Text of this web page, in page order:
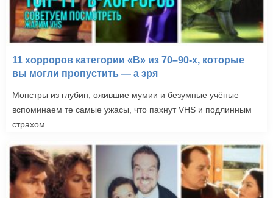
11 хорроров категории «B» из 70–90-х, которые
вы могли пропустить — а зря
Монстры из глубин, ожившие мумии и безумные учёные —
вспоминаем те самые ужасы, что пахнут VHS и подлинным
страхом